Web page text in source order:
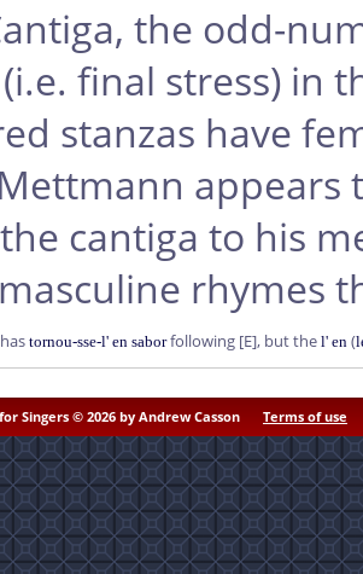
the odd-
final stress) in
stanzas have
cantiga to his
rhymes
tornou-sse-l' en saborfollowing [E], but the l' en (
Singers © 2026 by Andrew Casson Terms of use